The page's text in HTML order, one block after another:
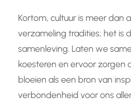
Kortom, cultuur is meer dan
verzameling tradities; het is
samenleving. Laten we
koesteren en ervoor zorgen
bloeien als een bron van
verbondenheid voor ons